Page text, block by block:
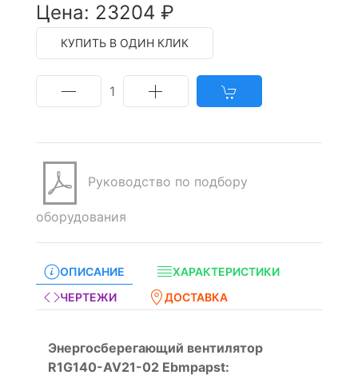
Цена: 23204 ₽
КУПИТЬ В ОДИН КЛИК
1
Руководство по подбору
оборудования
ОПИСАНИЕ
ХАРАКТЕРИСТИКИ
ЧЕРТЕЖИ
ДОСТАВКА
Энергосберегающий вентилятор
R1G140-AV21-02 Ebmpapst: